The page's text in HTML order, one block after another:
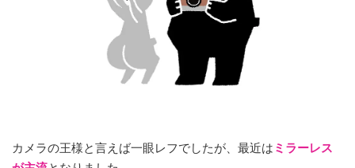
カメラの王様と言えば一眼レフでしたが、最近は ミラーレス